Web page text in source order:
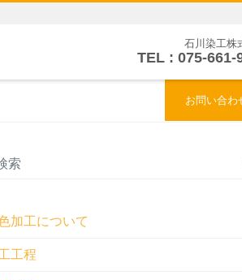
石川染工株
TEL : 075-661-
お問い合わ
加工について
工程